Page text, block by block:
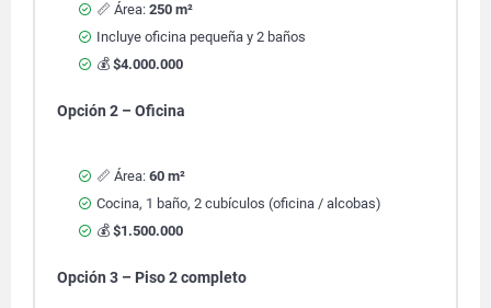
📏 Área: 250 m²
Incluye oficina pequeña y 2 baños
💰 $4.000.000
Opción 2 – Oficina
📏 Área: 60 m²
Cocina, 1 baño, 2 cubículos (oficina / alcobas)
💰 $1.500.000
Opción 3 – Piso 2 completo